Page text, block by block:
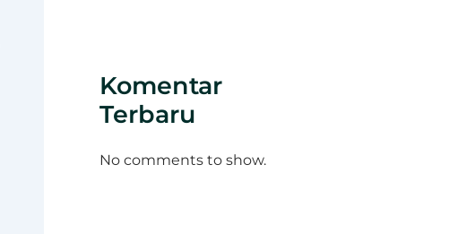
Komentar
Terbaru
No comments to show.